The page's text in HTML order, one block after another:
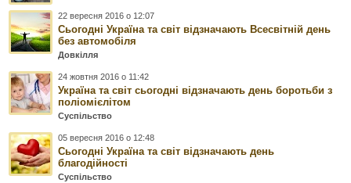
22 вересня 2016 о 12:07
Сьогодні Україна та світ відзначають Всесвітній день
без автомобіля
Довкілля
24 жовтня 2016 о 11:42
Україна та світ сьогодні відзначають день боротьби з
поліомієлітом
Суспільство
05 вересня 2016 о 12:48
Сьогодні Україна та світ відзначають день
благодійності
Суспільство